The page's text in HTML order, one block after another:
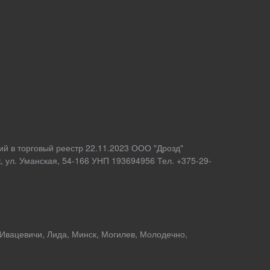
в торговый реестр 22.11.2023 ООО "Дрозд"
ул. Уманская, 54-166 УНП 193694956 Тел. +375-29-
Лида, Минск, Могилев, Молодечно,